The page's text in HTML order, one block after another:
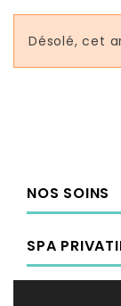
Désolé, cet
NOS SOINS
SPA